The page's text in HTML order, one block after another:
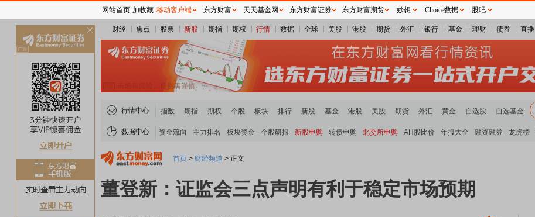
财经 焦点 股票 新股 期指 期权 行情 数据 全球 美股 港股 期货 外汇 银行 基金 理财 债券 直播
行情中心 指数 期指 期权 个股 板块 排行 新股 基金 港股 美股 期货 外汇 黄金 自选股 自选基金
数据中心 资金流向 主力排名 板块资金 个股研报 新股申购 转债申购 北交所申购 AH股比价 年报大全 融资融券 龙虎榜
首页 > 财经频道 > 正文
董登新：证监会三点声明有利于稳定市场预期
网站首页 加收藏 移动客户端 东方财富 天天基金网 东方财富证券 东方财富期货 妙想 Choice数据 股吧
关